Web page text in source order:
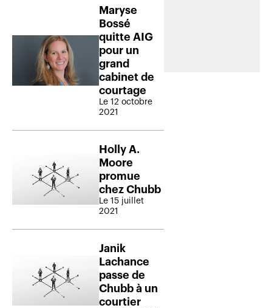
Maryse
Bossé
quitte AIG
pour un
grand
cabinet de
courtage
Le 12 octobre
2021
Holly A.
Moore
promue
chez Chubb
Le 15 juillet
2021
Janik
Lachance
passe de
Chubb à un
courtier